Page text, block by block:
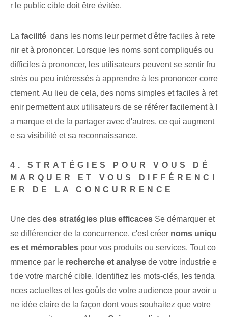
r le public cible doit être évitée.
La facilité ⁣ dans les noms leur permet d'être faciles‌ à rete
nir et‌ à prononcer. Lorsque les noms sont compliqués ou
difficiles à prononcer, les utilisateurs peuvent se sentir fru
strés ou peu intéressés à apprendre à les prononcer corre
ctement. Au lieu de cela, des noms simples et faciles à ret
enir permettent aux utilisateurs de se référer facilement à l
a marque et de la partager avec d'autres, ce qui augment
e sa visibilité et sa reconnaissance.
4. STRATÉGIES POUR VOUS DÉ
MARQUER ET VOUS DIFFÉRENCI
ER DE LA CONCURRENCE
Une des des stratégies plus efficaces ‌Se démarquer et
se différencier de la concurrence, c'est créer noms uniqu
es et mémorables pour vos produits ou services. Tout co
mmence par le recherche et analyse de votre industrie e
t de votre marché cible. Identifiez les mots-clés, les tenda
nces actuelles et les goûts de votre audience pour avoir u
ne idée claire de la façon dont vous souhaitez que votre